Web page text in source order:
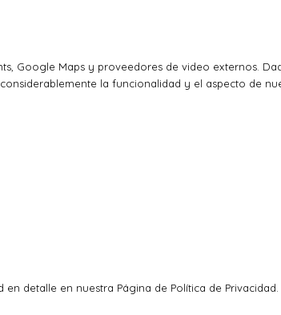
Google Maps y proveedores de video externos.
la funcionalidad y el aspecto de
detalle en nuestra Página de Política de Privacidad.